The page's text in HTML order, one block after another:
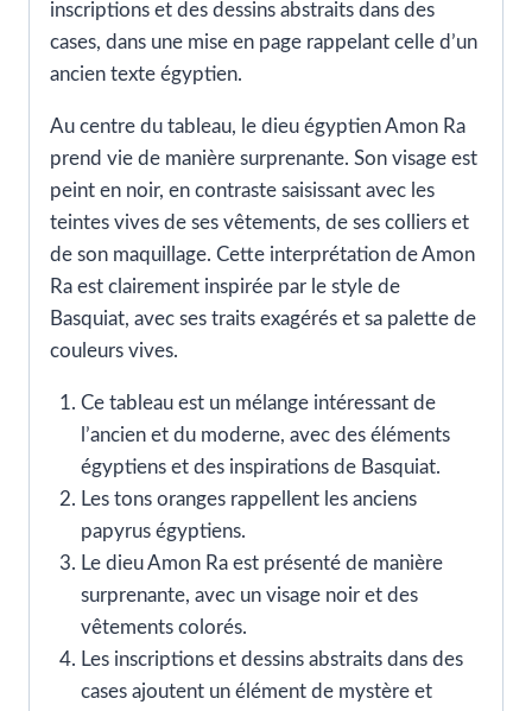
inscriptions et des dessins abstraits dans des
cases, dans une mise en page rappelant celle d’un
ancien texte égyptien.
Au centre du tableau, le dieu égyptien Amon Ra
prend vie de manière surprenante. Son visage est
peint en noir, en contraste saisissant avec les
teintes vives de ses vêtements, de ses colliers et
de son maquillage. Cette interprétation de Amon
Ra est clairement inspirée par le style de
Basquiat, avec ses traits exagérés et sa palette de
couleurs vives.
Ce tableau est un mélange intéressant de
l’ancien et du moderne, avec des éléments
égyptiens et des inspirations de Basquiat.
Les tons oranges rappellent les anciens
papyrus égyptiens.
Le dieu Amon Ra est présenté de manière
surprenante, avec un visage noir et des
vêtements colorés.
Les inscriptions et dessins abstraits dans des
cases ajoutent un élément de mystère et